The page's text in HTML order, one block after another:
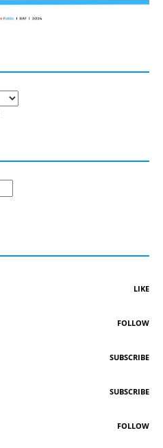
LIKE
FOLLOW
SUBSCRIBE
SUBSCRIBE
FOLLOW